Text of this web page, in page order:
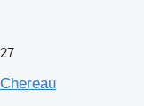
27
Chereau